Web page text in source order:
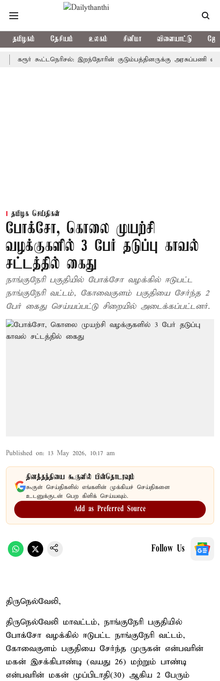
தமிழகம் தேசியம் உலகம் சினிமா விளையாட்டு
கூட்டநெரிசல்: இறந்தோரின் குடும்பத்தினருக்கு அரசுப்பணி வழக்கு;
தமிழக செய்திகள்
போக்சோ, கொலை முயற்சி
வழக்குகளில் 3 பேர் தடுப்பு காவல்
சட்டத்தில் கைது
நாங்குநேரி பகுதியில் போக்சோ வழக்கில் ஈடுபட்ட
நாங்குநேரி வட்டம், கோவைகுளம் பகுதியை சேர்ந்த 2
பேர் கைது செய்யப்பட்டு சிறையில் அடைக்கப்பட்டனர்.
Published on: 13 May 2026, 10:17 am
தினத்தந்தியை கூகுளில் பின்தொடரவும்
கூகுள் செய்திகளில் எங்களின் முக்கியச் செய்திகளை
உடனுக்குடன் பெற கிளிக் செய்யவும்.
Add as Preferred Source
Follow Us
திருநெல்வேலி,
திருநெல்வேலி மாவட்டம், நாங்குநேரி பகுதியில்
போக்சோ வழக்கில் ஈடுபட்ட நாங்குநேரி வட்டம்,
கோவைகுளம் பகுதியை சேர்ந்த முருகன் என்பவரின்
மகன் இசக்கிபாண்டி (வயது 26) மற்றும் பாண்டி
என்பவரின் மகன் முப்பிடாதி(30) ஆகிய 2 பேரும்